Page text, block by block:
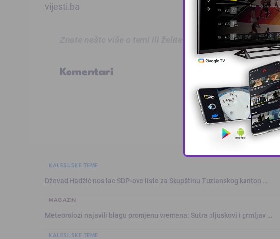
vijesti.ba
Znate nešto više o temi ili želite prijaviti grešku u tekstu?
Komentari
KALESIJSKE TEME
Dževad Hadžić nosilac SDP-ove liste za Skupštinu Tuzlanskog kanton …
MAGAZIN
Meteorolozi najavili blagu promjenu vremena: Sutra pljuskovi i grmljav …
KALESIJSKE TEME